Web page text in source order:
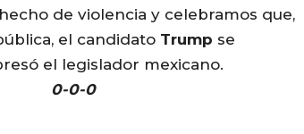
de violencia y celebramos que,
el candidato Trump se
el legislador mexicano.
0-0-0